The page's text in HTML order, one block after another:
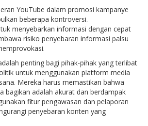
YouTube dalam promosi kampanye
beberapa kontroversi.
menyebarkan informasi dengan cepat
risiko penyebaran informasi palsu
penting bagi pihak-pihak yang terlibat
untuk menggunakan platform media
Mereka harus memastikan bahwa
bagikan adalah akurat dan berdampak
fitur pengawasan dan pelaporan
penyebaran konten yang